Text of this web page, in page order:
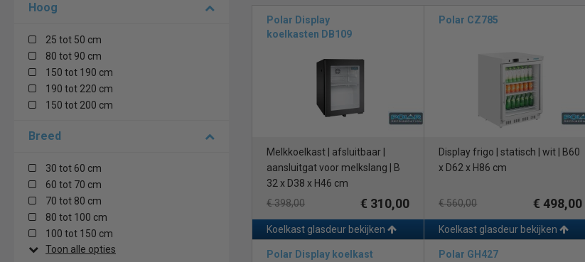
Hoog
25 tot 50 cm
80 tot 90 cm
150 tot 190 cm
190 tot 220 cm
150 tot 200 cm
Breed
30 tot 60 cm
60 tot 70 cm
70 tot 80 cm
80 tot 100 cm
100 tot 150 cm
Toon alle opties
Polar Display
koelkasten DB109
Melkkoelkast | afsluitbaar |
aansluitgat voor melkslang | B
32 x D38 x H46 cm
€ 398,00
€ 310,00
Koelkast glasdeur bekijken
Polar CZ785
Display frigo | statisch | wit | B60
x D62 x H86 cm
€ 560,00 € 498,00
Koelkast glasdeur bekijken
Polar Display koelkast
Polar GH427